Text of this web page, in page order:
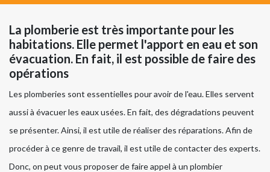
La plomberie est très importante pour les
habitations. Elle permet l'apport en eau et son
évacuation. En fait, il est possible de faire des
opérations
Les plomberies sont essentielles pour avoir de l'eau. Elles servent
aussi à évacuer les eaux usées. En fait, des dégradations peuvent
se présenter. Ainsi, il est utile de réaliser des réparations. Afin de
procéder à ce genre de travail, il est utile de contacter des experts.
Donc, on peut vous proposer de faire appel à un plombier